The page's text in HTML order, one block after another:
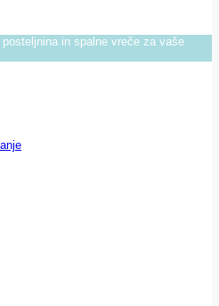
in spalne vreče za vaše